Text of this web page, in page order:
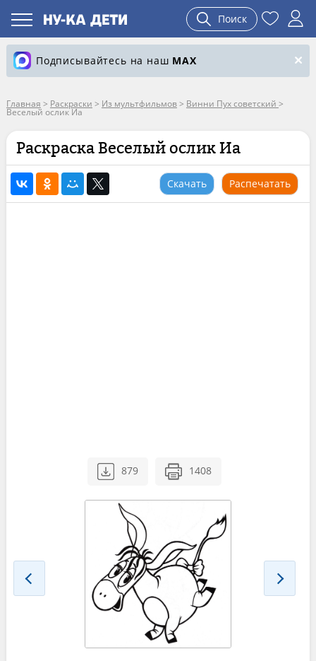
Поиск
Подписывайтесь на наш MAX
Главная > Раскраски > Из мультфильмов> Винни Пух советский >
Веселый ослик Иа
Раскраска Веселый ослик Иа
Скачать Распечатать
879 1408